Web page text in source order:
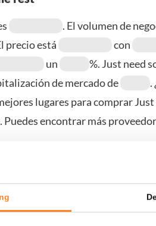
. El volumen de
precio está con
un
%. Just need
de mercado de
.
lugares para comprar
encontrar más
¿Qué pasa si…?